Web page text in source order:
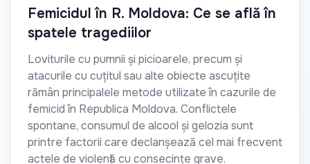
Femicidul în R. Moldova: Ce se află în
spatele tragediilor
Loviturile cu pumnii și picioarele, precum și
atacurile cu cuțitul sau alte obiecte ascuțite
rămân principalele metode utilizate în cazurile de
femicid în Republica Moldova. Conflictele
spontane, consumul de alcool și gelozia sunt
printre factorii care declanșează cel mai frecvent
actele de violență cu consecințe grave.